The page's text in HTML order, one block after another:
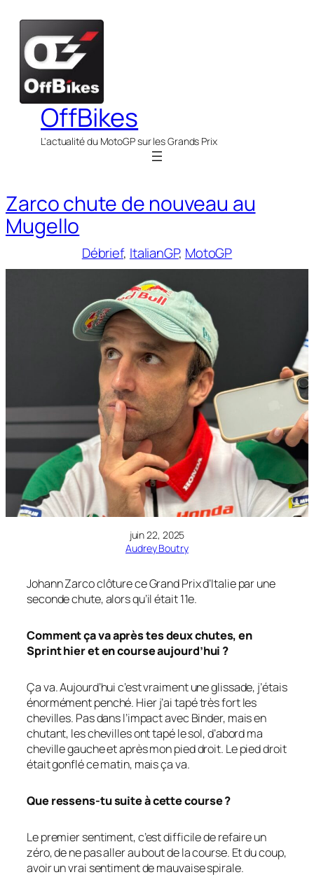
contenu
OffBikes
L'actualité du MotoGP sur les Grands Prix
Zarco chute de nouveau au
Mugello
Débrief, ItalianGP, MotoGP
juin 22, 2025
Audrey Boutry
Johann Zarco clôture ce Grand Prix d’Italie par une
seconde chute, alors qu’il était 11e.
Comment ça va après tes deux chutes, en
Sprint hier et en course aujourd’hui ?
Ça va. Aujourd’hui c’est vraiment une glissade, j’étais
énormément penché. Hier j’ai tapé très fort les
chevilles. Pas dans l’impact avec Binder, mais en
chutant, les chevilles ont tapé le sol, d’abord ma
cheville gauche et après mon pied droit. Le pied droit
était gonflé ce matin, mais ça va.
Que ressens-tu suite à cette course ?
Le premier sentiment, c’est difficile de refaire un
zéro, de ne pas aller au bout de la course. Et du coup,
avoir un vrai sentiment de mauvaise spirale.